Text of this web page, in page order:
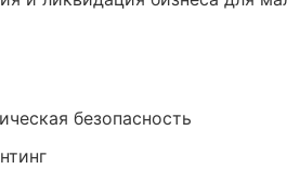
безопасность